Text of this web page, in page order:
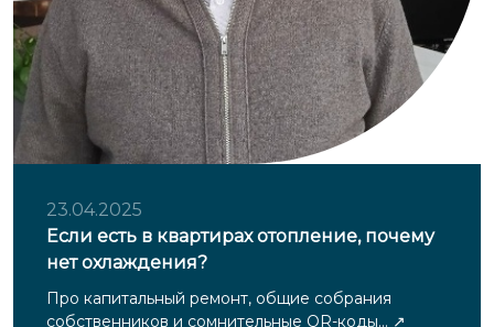
23.04.2025
Если есть в квартирах отопление, почему
нет охлаждения?
Про капитальный ремонт, общие собрания
собственников и сомнительные QR-коды...